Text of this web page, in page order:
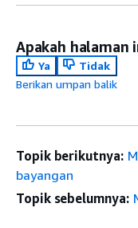
Apakah halaman
Ya
Tidak
Berikan umpan balik
Topik berikutnya:
bayangan
Topik sebelumnya: